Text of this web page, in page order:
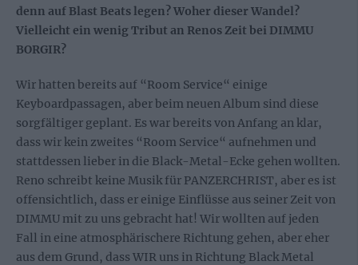
denn auf Blast Beats legen? Woher dieser Wandel?
Vielleicht ein wenig Tribut an Renos Zeit bei DIMMU
BORGIR?
Wir hatten bereits auf “Room Service“ einige
Keyboardpassagen, aber beim neuen Album sind diese
sorgfältiger geplant. Es war bereits von Anfang an klar,
dass wir kein zweites “Room Service“ aufnehmen und
stattdessen lieber in die Black-Metal-Ecke gehen wollten.
Reno schreibt keine Musik für PANZERCHRIST, aber es ist
offensichtlich, dass er einige Einflüsse aus seiner Zeit von
DIMMU mit zu uns gebracht hat! Wir wollten auf jeden
Fall in eine atmosphärischere Richtung gehen, aber eher
aus dem Grund, dass WIR uns in Richtung Black Metal